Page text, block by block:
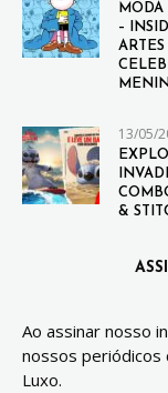
–
13/05/
&
Ao assinar nosso
nossos periódicos
Luxo.